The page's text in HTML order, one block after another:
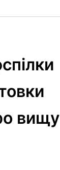
вищу